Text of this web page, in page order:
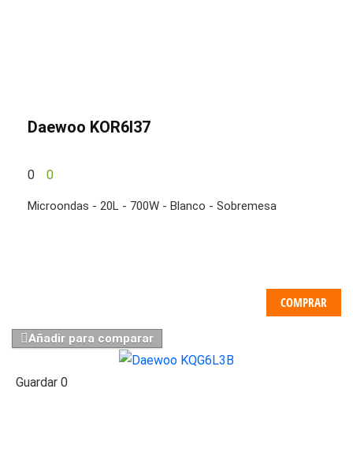
Daewoo KOR6l37
0 0
Microondas - 20L - 700W - Blanco - Sobremesa
COMPRAR
Añadir para comparar
Guardar 0